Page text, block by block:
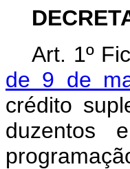
Art. 1º
de 9 de
crédito
duzentos